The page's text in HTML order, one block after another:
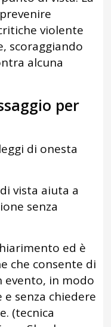
violente
scoraggiando
alcuna
per
di onesta
vista aiuta a
senza
ed è
che consente di
evento, in modo
senza chiedere
(tecnica